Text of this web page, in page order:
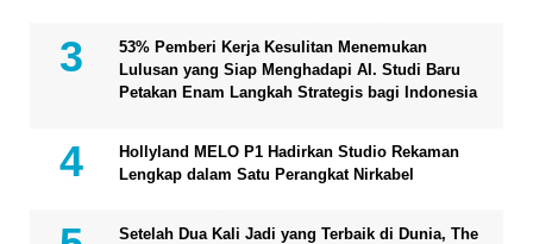
53% Pemberi Kerja Kesulitan Menemukan
Lulusan yang Siap Menghadapi AI. Studi Baru
Petakan Enam Langkah Strategis bagi Indonesia
Hollyland MELO P1 Hadirkan Studio Rekaman
Lengkap dalam Satu Perangkat Nirkabel
Setelah Dua Kali Jadi yang Terbaik di Dunia, The